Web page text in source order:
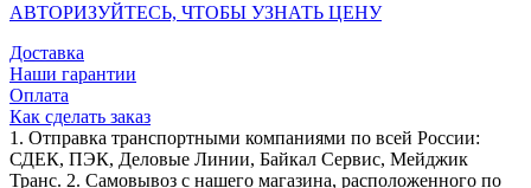
АВТОРИЗУЙТЕСЬ, ЧТОБЫ УЗНАТЬ ЦЕНУ
Доставка
Наши гарантии
Оплата
Как сделать заказ
1. Отправка транспортными компаниями по всей России:
СДЕК, ПЭК, Деловые Линии, Байкал Сервис, Мейджик
Транс. 2. Самовывоз с нашего магазина, расположенного по